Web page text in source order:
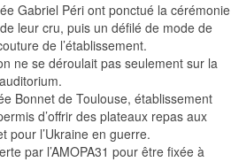
Gabriel Péri ont ponctué la cérémonie
leur cru, puis un défilé de mode de
de l’établissement.
ne se déroulait pas seulement sur la
Bonnet de Toulouse, établissement
d’offrir des plateaux repas aux
l’Ukraine en guerre.
par l’AMOPA31 pour être fixée à